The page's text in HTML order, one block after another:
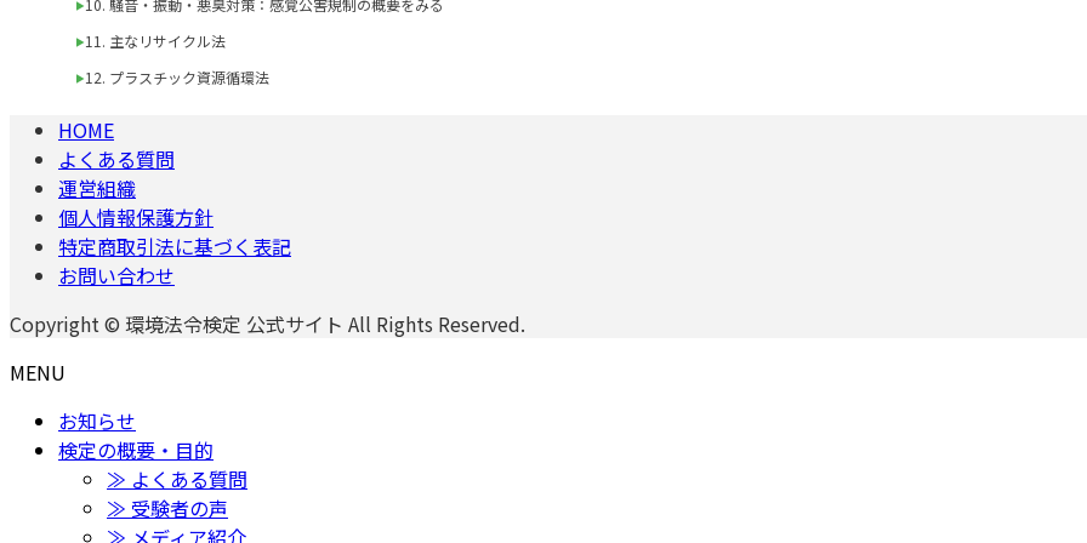
11. 主なリサイクル法
12. プラスチック資源循環法
HOME
よくある質問
運営組織
個人情報保護方針
特定商取引法に基づく表記
お問い合わせ
Copyright © 環境法令検定 公式サイト All Rights Reserved.
MENU
お知らせ
検定の概要・目的
≫ よくある質問
≫ 受験者の声
≫ メディア紹介